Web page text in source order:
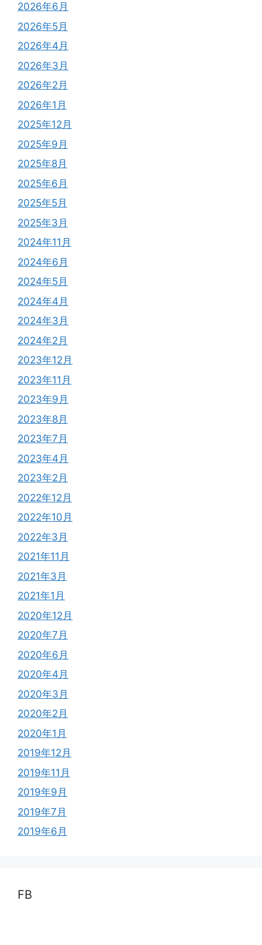
2026年6月
2026年5月
2026年4月
2026年3月
2026年2月
2026年1月
2025年12月
2025年9月
2025年8月
2025年6月
2025年5月
2025年3月
2024年11月
2024年6月
2024年5月
2024年4月
2024年3月
2024年2月
2023年12月
2023年11月
2023年9月
2023年8月
2023年7月
2023年4月
2023年2月
2022年12月
2022年10月
2022年3月
2021年11月
2021年3月
2021年1月
2020年12月
2020年7月
2020年6月
2020年4月
2020年3月
2020年2月
2020年1月
2019年12月
2019年11月
2019年9月
2019年7月
2019年6月
FB